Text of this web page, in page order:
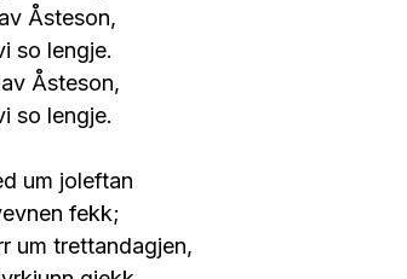
Åsteson,
so lengje.
Åsteson,
so lengje.
um joleftan
fekk;
um trettandagjen,